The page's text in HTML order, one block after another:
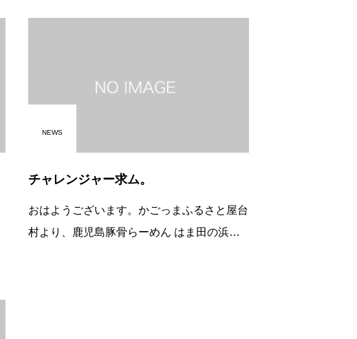
ｰﾄﾞﾌﾞﾙ
NEWS
チャレンジャー求ム。
おはようございます。かごっまふるさと屋台
村より、鹿児島豚骨らーめん はま田の浜田